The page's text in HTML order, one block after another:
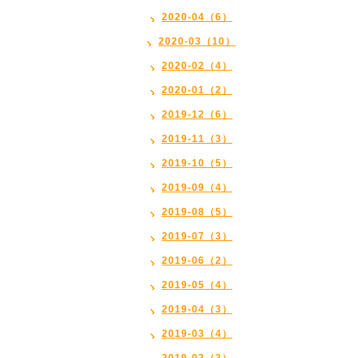
2020-04（6）
2020-03（10）
2020-02（4）
2020-01（2）
2019-12（6）
2019-11（3）
2019-10（5）
2019-09（4）
2019-08（5）
2019-07（3）
2019-06（2）
2019-05（4）
2019-04（3）
2019-03（4）